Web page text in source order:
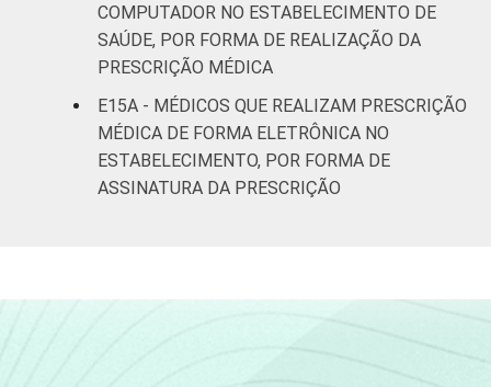
COMPUTADOR NO ESTABELECIMENTO DE
SAÚDE, POR FORMA DE REALIZAÇÃO DA
PRESCRIÇÃO MÉDICA
E15A - MÉDICOS QUE REALIZAM PRESCRIÇÃO
MÉDICA DE FORMA ELETRÔNICA NO
ESTABELECIMENTO, POR FORMA DE
ASSINATURA DA PRESCRIÇÃO